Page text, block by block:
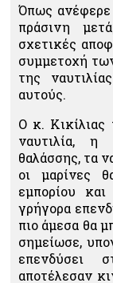
Όπως ανέφερε
πράσινη
σχετικές
συμμετοχή
της
αυτούς.
Ο κ. Κικίλιας
ναυτιλία, η
θαλάσσης, τα
οι μαρίνες
εμπορίου
γρήγορα
πιο άμεσα θα
σημείωσε,
επενδύσει
αποτέλεσαν